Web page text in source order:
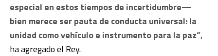
especial en estos tiempos de incertidumbre—
bien merece ser pauta de conducta universal: la
unidad como vehículo e instrumento para la paz”,
ha agregado el Rey.